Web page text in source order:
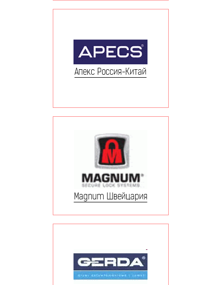
Апекс Россия-Китай
Magnum Швейцария